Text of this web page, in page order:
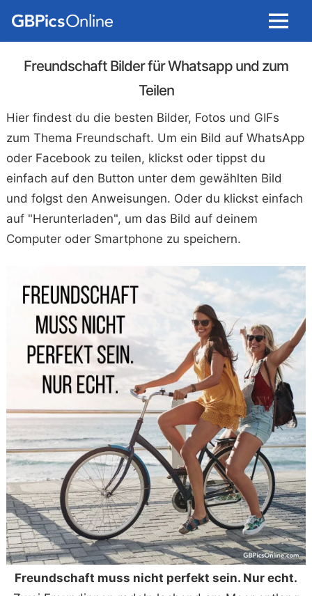
Menu
Freundschaft Bilder für Whatsapp und zum
Teilen
Hier findest du die besten Bilder, Fotos und GIFs
zum Thema Freundschaft. Um ein Bild auf WhatsApp
oder Facebook zu teilen, klickst oder tippst du
einfach auf den Button unter dem gewählten Bild
und folgst den Anweisungen. Oder du klickst einfach
auf "Herunterladen", um das Bild auf deinem
Computer oder Smartphone zu speichern.
Freundschaft muss nicht perfekt sein. Nur echt.